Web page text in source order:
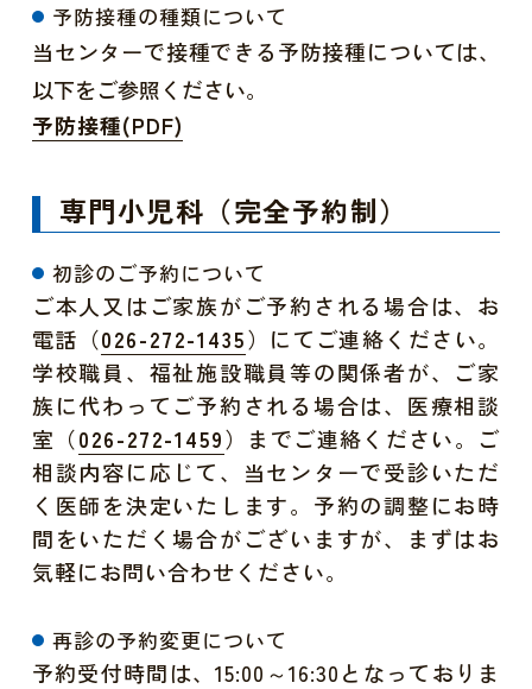
予防接種の種類について
当センターで接種できる予防接種については、
以下をご参照ください。
予防接種(PDF)
専門小児科（完全予約制）
初診のご予約について
ご本人又はご家族がご予約される場合は、お
電話（026-272-1435）にてご連絡ください。
学校職員、福祉施設職員等の関係者が、ご家
族に代わってご予約される場合は、医療相談
室（026-272-1459）までご連絡ください。ご
相談内容に応じて、当センターで受診いただ
く医師を決定いたします。予約の調整にお時
間をいただく場合がございますが、まずはお
気軽にお問い合わせください。
再診の予約変更について
予約受付時間は、15:00～16:30となっておりま